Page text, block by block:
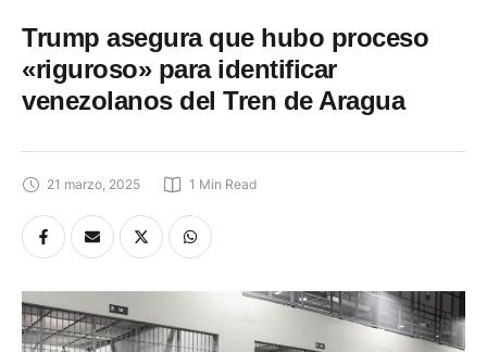
Trump asegura que hubo proceso
«riguroso» para identificar
venezolanos del Tren de Aragua
21 marzo, 2025 1 Min Read